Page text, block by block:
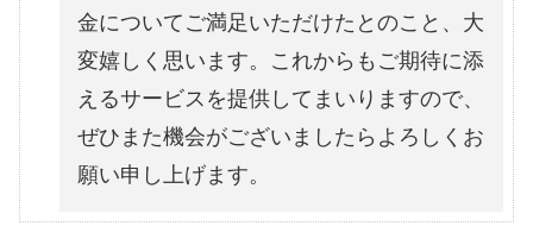
金についてご満足いただけたとのこと、大
変嬉しく思います。これからもご期待に添
えるサービスを提供してまいりますので、
ぜひまた機会がございましたらよろしくお
願い申し上げます。